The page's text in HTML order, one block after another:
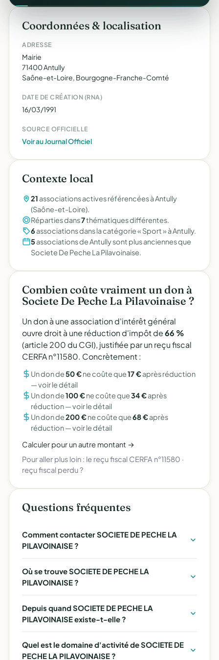
Coordonnées & localisation
ADRESSE
Mairie
71400 Antully
Saône-et-Loire, Bourgogne-Franche-Comté
DATE DE CRÉATION (RNA)
16/03/1991
SOURCE OFFICIELLE
Voir au Journal Officiel
Contexte local
21 associations actives référencées à Antully
(Saône-et-Loire).
Réparties dans7thématiques différentes.
6 associations dans la catégorie « Sport » à Antully.
5associations de Antully sont plus anciennes que
Societe De Peche La Pilavoinaise.
Combien coûte vraiment un don à
Societe De Peche La Pilavoinaise ?
Un don à une association d'intérêt général
ouvre droit à une réduction d'impôt de66 %
(article 200 du CGI), justifiée par un reçu fiscal
CERFA n°11580. Concrètement :
Un don de50 €ne coûte que17 €après réduction
—voir le détail
Un don de100 €ne coûte que34 €après
réduction —voir le détail
Un don de200 €ne coûte que68 €après
réduction —voir le détail
Calculer pour un autre montant →
Pour aller plus loin : le reçu fiscal CERFA n°11580 ·
reçu fiscal perdu ?
Questions fréquentes
Comment contacter SOCIETE DE PECHE LA
PILAVOINAISE ?
Où se trouve SOCIETE DE PECHE LA
PILAVOINAISE ?
Depuis quand SOCIETE DE PECHE LA
PILAVOINAISE existe-t-elle ?
Quel est le domaine d'activité de SOCIETE DE
PECHE LA PILAVOINAISE ?